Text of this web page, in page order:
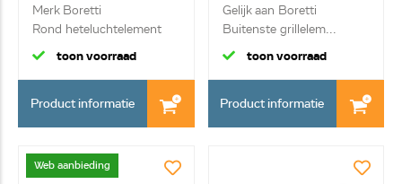
Merk Boretti
Rond heteluchtelement
2400W...
toon voorraad
Product informatie
Gelijk aan Boretti
Buitenste grillelem...
toon voorraad
Product informatie
Web aanbieding